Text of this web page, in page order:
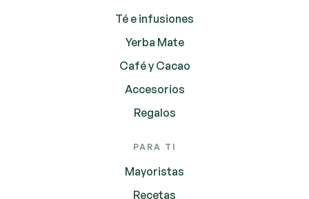
Té e infusiones
Yerba Mate
Café y Cacao
Accesorios
Regalos
PARA TI
Mayoristas
Recetas